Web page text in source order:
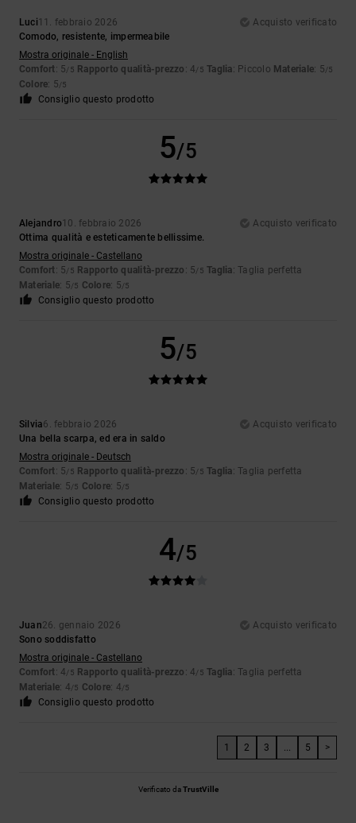
Luci11. febbraio 2026
Acquisto verificato
Comodo, resistente, impermeabile
Mostra originale - English
Comfort: 5/5 Rapporto qualità-prezzo : 4/5 Taglia: Piccolo Materiale: 5/5
Colore: 5/5
Consiglio questo prodotto
5/5
Alejandro10. febbraio 2026
Acquisto verificato
Ottima qualità e esteticamente bellissime.
Mostra originale - Castellano
Comfort: 5/5 Rapporto qualità-prezzo : 5/5 Taglia: Taglia perfetta
Materiale: 5/5 Colore: 5/5
Consiglio questo prodotto
5/5
Silvia6. febbraio 2026
Acquisto verificato
Una bella scarpa, ed era in saldo
Mostra originale - Deutsch
Comfort: 5/5 Rapporto qualità-prezzo : 5/5 Taglia: Taglia perfetta
Materiale: 5/5 Colore: 5/5
Consiglio questo prodotto
4/5
Juan26. gennaio 2026
Acquisto verificato
Sono soddisfatto
Mostra originale - Castellano
Comfort: 4/5 Rapporto qualità-prezzo : 4/5 Taglia: Taglia perfetta
Materiale: 4/5 Colore: 4/5
Consiglio questo prodotto
1 2 3 ... 5 >
Verificato daTrustVille